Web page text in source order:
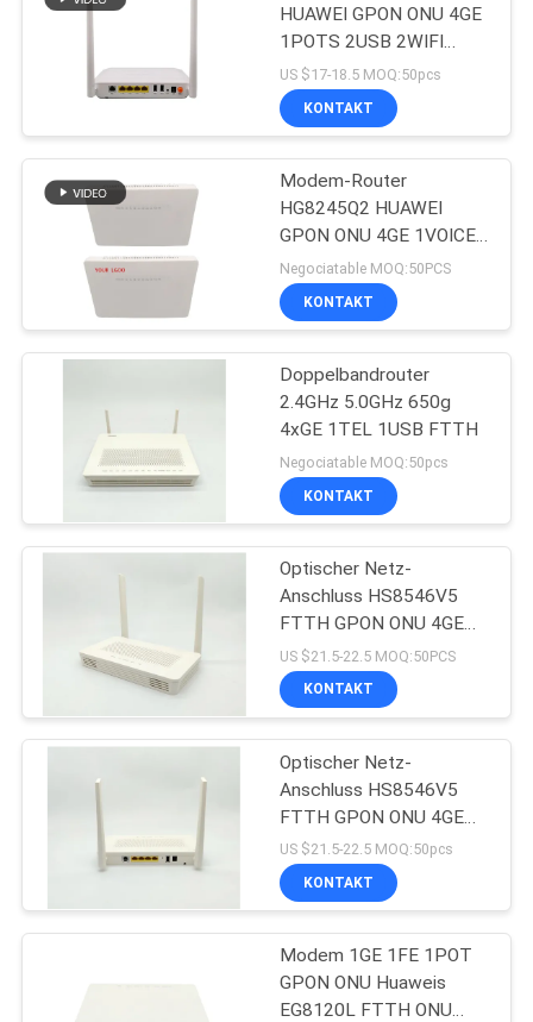
SITEMAP
POLICY
HUAWEI GPON ONU 4GE
1POTS 2USB 2WIFI
Doppelband-Ontario
US $17-18.5 MOQ:50pcs
KONTAKT
Modem-Router
HG8245Q2 HUAWEI
GPON ONU 4GE 1VOICE
2USB 2WIFI 2.4G 5G
FTTH
Negociatable MOQ:50PCS
KONTAKT
Doppelbandrouter
2.4GHz 5.0GHz 650g
4xGE 1TEL 1USB FTTH
Negociatable MOQ:50pcs
KONTAKT
Optischer Netz-
Anschluss HS8546V5
FTTH GPON ONU 4GE
1POTS 1USB WIFI
US $21.5-22.5 MOQ:50PCS
KONTAKT
Optischer Netz-
Anschluss HS8546V5
FTTH GPON ONU 4GE
1POTS 1USB WIFI
US $21.5-22.5 MOQ:50pcs
KONTAKT
Modem 1GE 1FE 1POT
GPON ONU Huaweis
EG8120L FTTH ONU